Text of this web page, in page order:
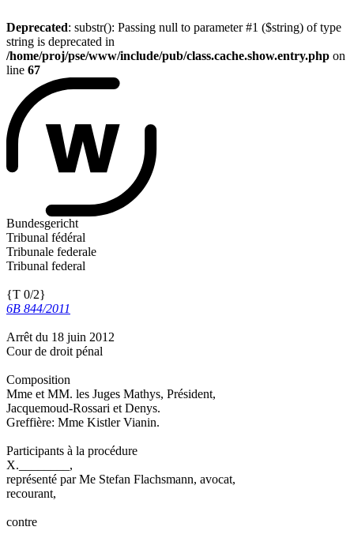
Deprecated: substr(): Passing null to parameter #1 ($string) of type
string is deprecated in
/home/proj/pse/www/include/pub/class.cache.show.entry.php on
line 67
Bundesgericht
Tribunal fédéral
Tribunale federale
Tribunal federal
{T 0/2}
6B 844/2011
Arrêt du 18 juin 2012
Cour de droit pénal
Composition
Mme et MM. les Juges Mathys, Président,
Jacquemoud-Rossari et Denys.
Greffière: Mme Kistler Vianin.
Participants à la procédure
X.________,
représenté par Me Stefan Flachsmann, avocat,
recourant,
contre